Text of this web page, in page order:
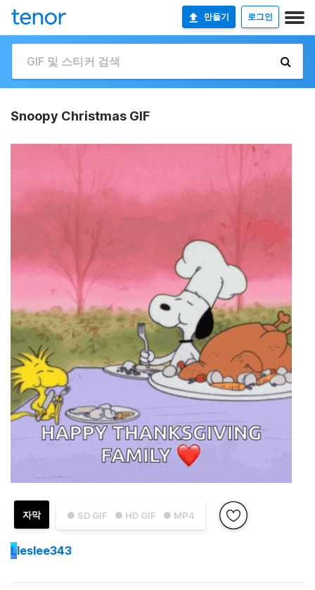
만들기 로그인
Snoopy Christmas GIF
● SD GIF ● HD GIF ● MP4
자막
Lleslee343